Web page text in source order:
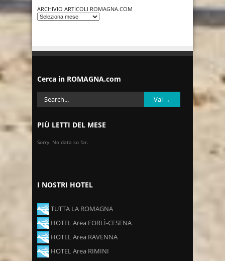
ARCHIVIO ARTICOLI ROMAGNA.COM
Cerca in ROMAGNA.com
PIÙ LETTI DEL MESE
Sorry. No data so far.
I NOSTRI HOTEL
TUTTA LA ROMAGNA
HOTEL Area FORLÌ-CESENA
HOTEL Area RAVENNA
HOTEL Area RIMINI